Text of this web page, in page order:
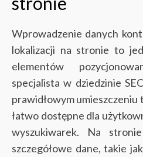
Wprowadzenie danych
lokalizacji na stronie to
elementów
specjalista w dziedzinie
prawidłowym umieszczeniu
łatwo dostępne dla
wyszukiwarek. Na
szczegółowe dane, takie